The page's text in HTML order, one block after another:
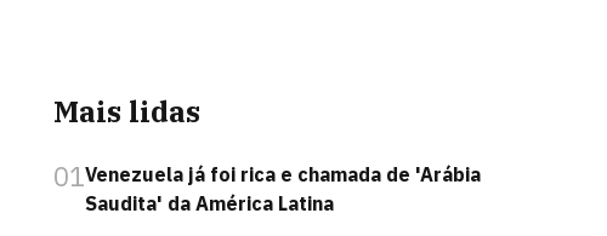
Mais lidas
01Venezuela já foi rica e chamada de 'Arábia
Saudita' da América Latina